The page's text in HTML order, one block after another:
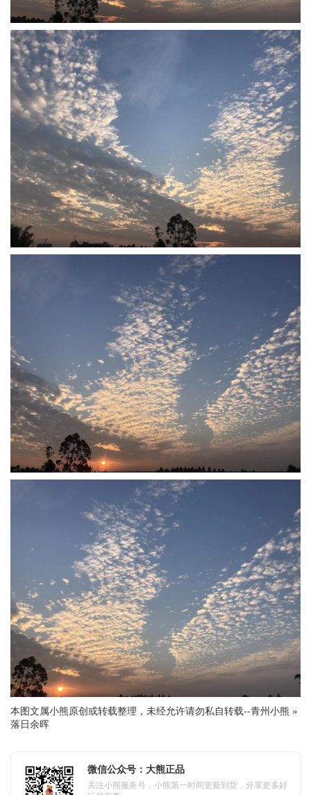
本图文属小熊原创或转载整理，未经允许请勿私自转载--青州小熊 »
落日余晖
微信公众号：大熊正品
关注小熊服务号，小熊第一时间更新到货，分享更多好